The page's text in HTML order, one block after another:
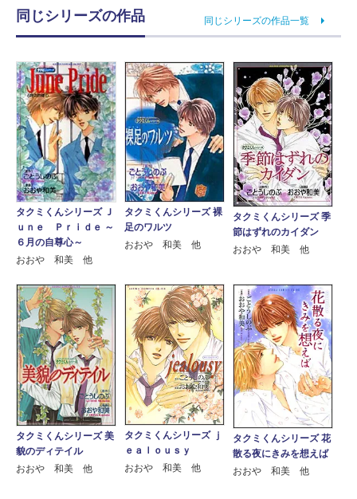
同じシリーズの作品 同じシリーズの作品一覧
タクミくんシリーズ Ｊ
ｕｎｅ Ｐｒｉｄｅ ～
６月の自尊心～
おおや 和美 他
タクミくんシリーズ 裸
足のワルツ
おおや 和美 他
タクミくんシリーズ 季
節はずれのカイダン
おおや 和美 他
タクミくんシリーズ 美
貌のディテイル
おおや 和美 他
タクミくんシリーズ ｊ
ｅａｌｏｕｓｙ
おおや 和美 他
タクミくんシリーズ 花
散る夜にきみを想えば
おおや 和美 他